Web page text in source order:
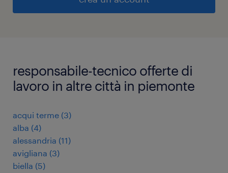
responsabile-tecnico offerte di
lavoro in altre città in piemonte
acqui terme (3)
alba (4)
alessandria (11)
avigliana (3)
biella (5)